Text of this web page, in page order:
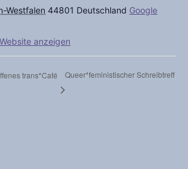
Westfalen 44801 Deutschland Google
anzeigen
trans*Café Queer*feministischer Schreibtreff